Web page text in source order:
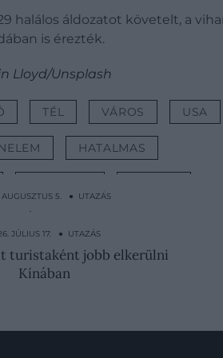
halálos áldozatot követelt, a
is érezték.
Lloyd/Unsplash
TÉL VÁROS USA
HATALMAS
AUGUSZTUS 5. ● UTAZÁS
vagy értelmetlen
a bikafuttatás?
JÚLIUS 17. ● UTAZÁS
turistaként jobb elkerülni
Kínában